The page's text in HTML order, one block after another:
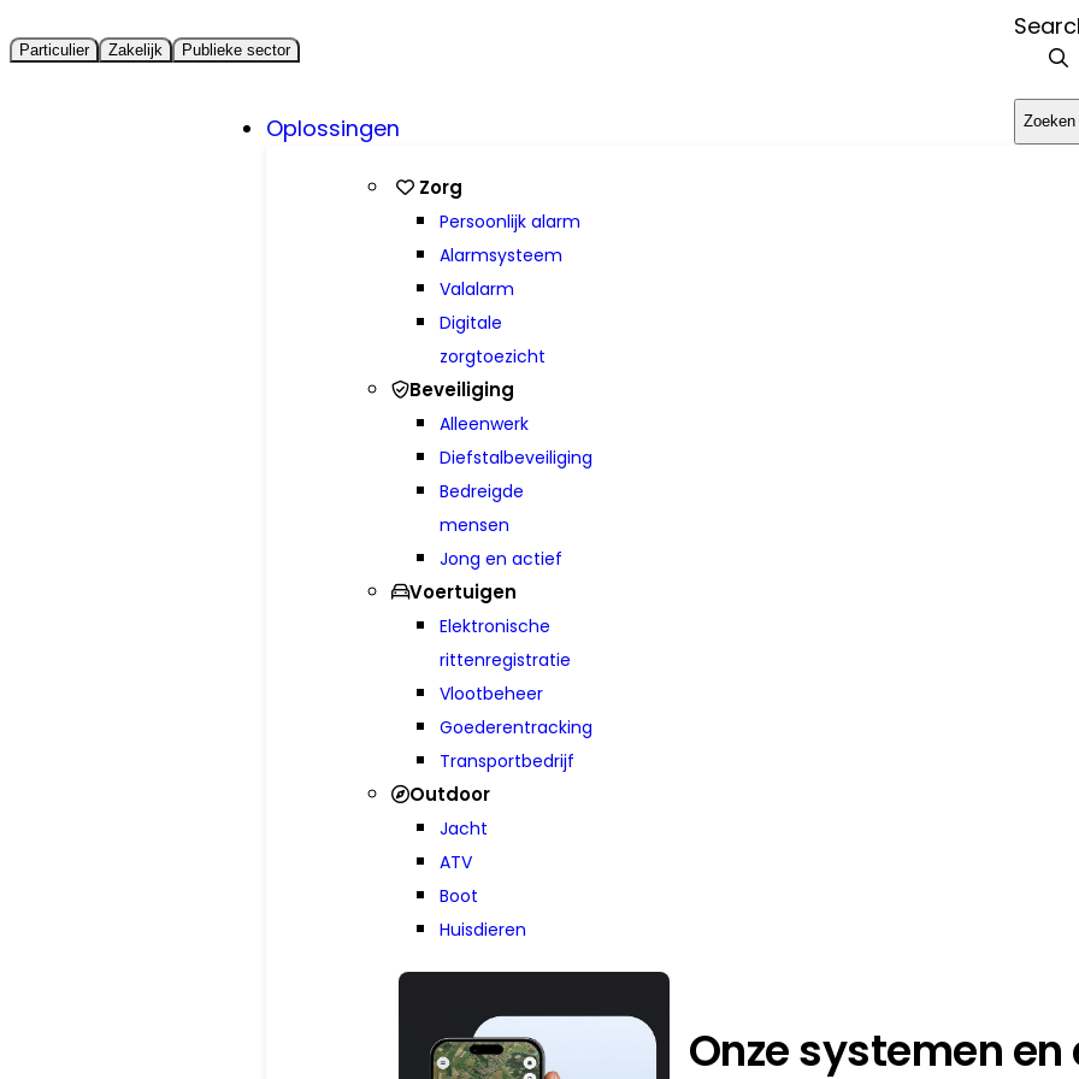
Particulier Zakelijk Publieke sector
Zoeken
Oplossingen
Zorg
Persoonlijk alarm
Alarmsysteem
Valalarm
Digitale
zorgtoezicht
Beveiliging
Alleenwerk
Diefstalbeveiliging
Bedreigde
mensen
Jong en actief
Voertuigen
Elektronische
rittenregistratie
Vlootbeheer
Goederen­tracking
Transportbedrijf
Outdoor
Jacht
ATV
Boot
Huisdieren
Onze systemen